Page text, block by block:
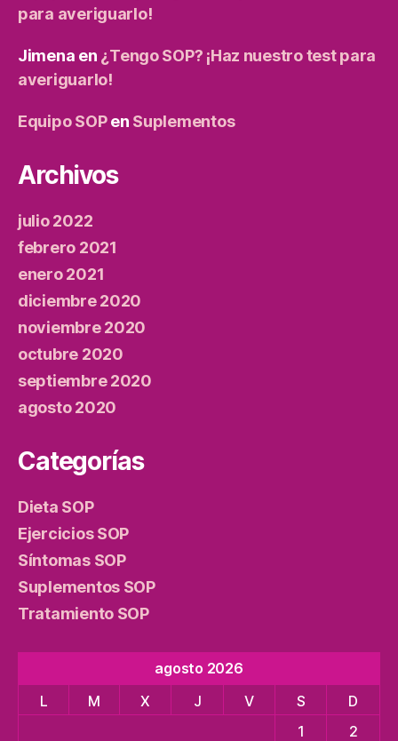
para averiguarlo!
Jimena en ¿Tengo SOP? ¡Haz nuestro test para
averiguarlo!
Equipo SOPen Suplementos
Archivos
julio 2022
febrero 2021
enero 2021
diciembre 2020
noviembre 2020
octubre 2020
septiembre 2020
agosto 2020
Categorías
Dieta SOP
Ejercicios SOP
Síntomas SOP
Suplementos SOP
Tratamiento SOP
agosto 2026
L
M X J V S
D
1
2